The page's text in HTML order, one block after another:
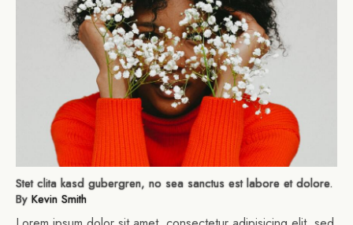
Stet clita kasd gubergren, no sea sanctus est labore et dolore.
By Kevin Smith